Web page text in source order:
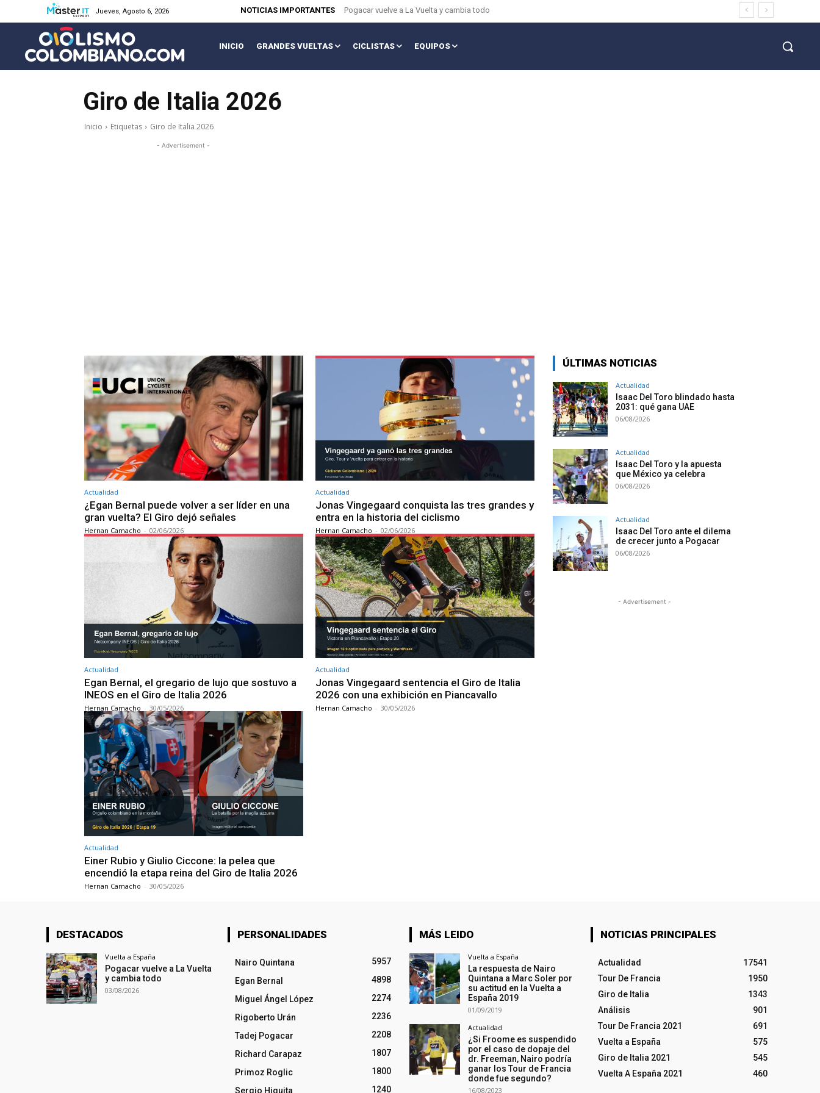
Jueves, Agosto 6, 2026 NOTICIAS IMPORTANTES Pogacar vuelve a La Vuelta y cambia todo
INICIO GRANDES VUELTAS CICLISTAS EQUIPOS
Giro de Italia 2026
Inicio Etiquetas Giro de Italia 2026
- Advertisement -
Actualidad
¿Egan Bernal puede volver a ser líder en una
gran vuelta? El Giro dejó señales
Hernan Camacho - 02/06/2026
Actualidad
Jonas Vingegaard conquista las tres grandes y
entra en la historia del ciclismo
Hernan Camacho - 02/06/2026
Actualidad
Egan Bernal, el gregario de lujo que sostuvo a
INEOS en el Giro de Italia 2026
Hernan Camacho - 30/05/2026
Actualidad
Jonas Vingegaard sentencia el Giro de Italia
2026 con una exhibición en Piancavallo
Hernan Camacho - 30/05/2026
Actualidad
Einer Rubio y Giulio Ciccone: la pelea que
encendió la etapa reina del Giro de Italia 2026
Hernan Camacho - 30/05/2026
ÚLTIMAS NOTICIAS
Actualidad
Isaac Del Toro blindado hasta
2031: qué gana UAE
06/08/2026
Actualidad
Isaac Del Toro y la apuesta
que México ya celebra
06/08/2026
Actualidad
Isaac Del Toro ante el dilema
de crecer junto a Pogacar
06/08/2026
- Advertisement -
DESTACADOS
Vuelta a España
Pogacar vuelve a La Vuelta
y cambia todo
03/08/2026
PERSONALIDADES
Nairo Quintana
5957
Egan Bernal
4898
Miguel Ángel López
2274
Rigoberto Urán
2236
Tadej Pogacar
2208
Richard Carapaz
1807
Primoz Roglic
1800
Sergio Higuita
1240
MÁS LEIDO
Vuelta a España
La respuesta de Nairo
Quintana a Marc Soler por
su actitud en la Vuelta a
España 2019
01/09/2019
Actualidad
¿Si Froome es suspendido
por el caso de dopaje del
dr. Freeman, Nairo podría
ganar los Tour de Francia
donde fue segundo?
16/08/2023
NOTICIAS PRINCIPALES
Actualidad
17541
Tour De Francia
1950
Giro de Italia
1343
Análisis
901
Tour De Francia 2021
691
Vuelta a España
575
Giro de Italia 2021
545
Vuelta A España 2021
460